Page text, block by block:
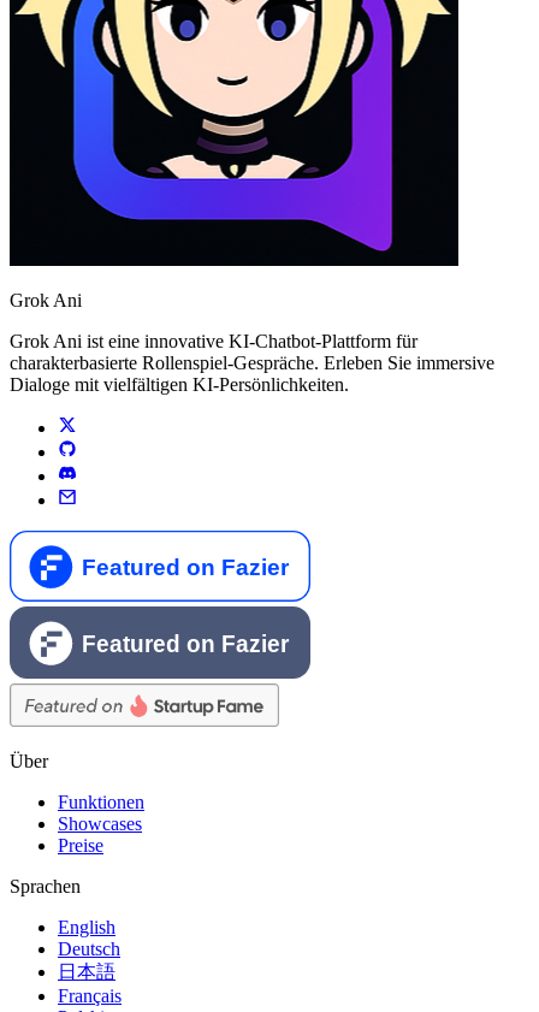
Grok Ani
Grok Ani ist eine innovative KI-Chatbot-Plattform für
charakterbasierte Rollenspiel-Gespräche. Erleben Sie immersive
Dialoge mit vielfältigen KI-Persönlichkeiten.
Über
Funktionen
Showcases
Preise
Sprachen
English
Deutsch
日本語
Français